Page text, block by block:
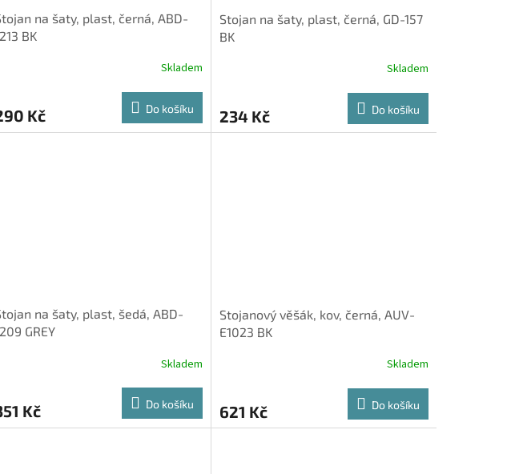
na šaty, plast, černá, ABD-
BK
Skladem
Kč Do košíku
Stojan na šaty, plast, černá, GD-157
BK
Skladem
234 Kč Do košíku
na šaty, plast, šedá, ABD-
GREY
Skladem
Kč Do košíku
Stojanový věšák, kov, černá, AUV-
E1023 BK
Skladem
621 Kč Do košíku